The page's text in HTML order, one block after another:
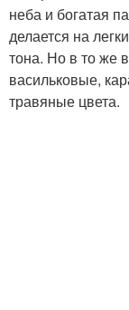
неба и богатая
делается на
тона. Но в то же
васильковые,
травяные цвета.